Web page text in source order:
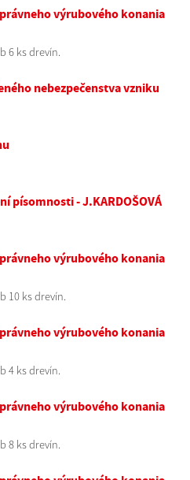
výrubového konania
6 ks drevín.
nebezpečenstva vzniku
písomnosti - J.KARDOŠOVÁ
výrubového konania
10 ks drevín.
výrubového konania
4 ks drevín.
výrubového konania
8 ks drevín.